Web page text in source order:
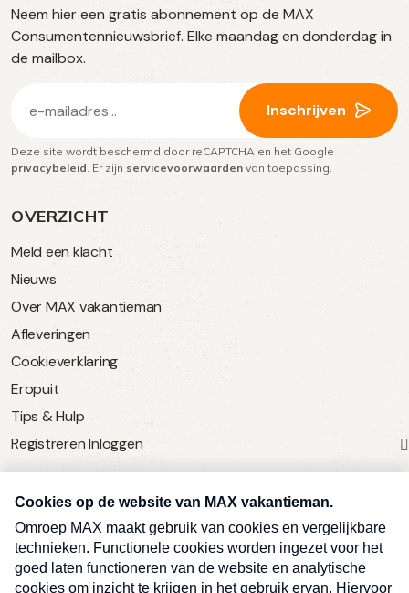
OVERZICHT
Meld een klacht
Nieuws
Over MAX vakantieman
Afleveringen
Cookieverklaring
Eropuit
Tips & Hulp
Registreren Inloggen
SERVICE
Over Omroep MAX
MAX Vandaag
MAX Meldpunt
social
media
Neem hier een gratis abonnement op de MAX
Consumentennieuwsbrief. Elke maandag en donderdag in
de mailbox.
mailadres
(Vereist)
Inschrijven
Deze site wordt beschermd door reCAPTCHA en het Google
privacybeleid. Er zijn servicevoorwaarden van toepassing.